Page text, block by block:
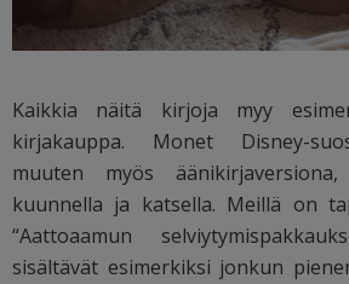
Kaikkia näitä kirjoja myy
kirjakauppa. Monet Disney-
muuten myös
kuunnella ja katsella. Meillä on
“Aattoaamun
sisältävät esimerkiksi jonkun